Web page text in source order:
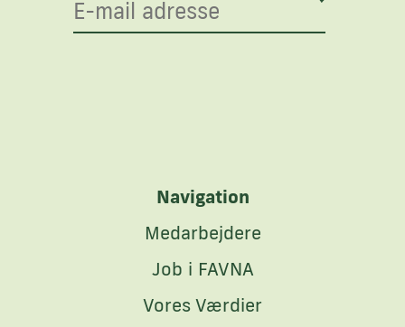
Navigation
Medarbejdere
Job i FAVNA
Vores Værdier